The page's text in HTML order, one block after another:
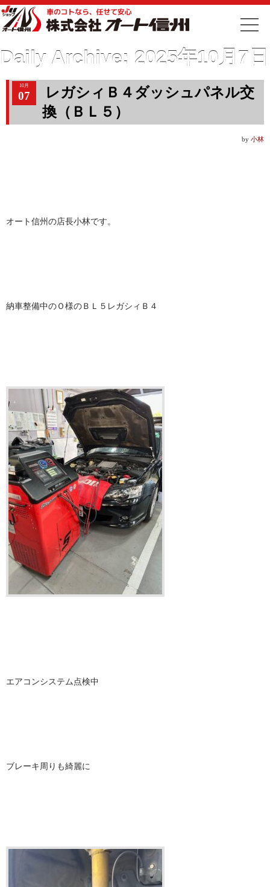
Daily Archive: 2025年10月7日
10月
07
レガシィＢ４ダッシュパネル交
換（ＢＬ５）
by 小林
オート信州の店長小林です。
納車整備中のＯ様のＢＬ５レガシィＢ４
エアコンシステム点検中
ブレーキ周りも綺麗に